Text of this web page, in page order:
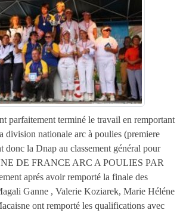
parfaitement terminé le travail en remportant
division nationale arc à poulies (premiere
donc la Dnap au classement général pour
DE FRANCE ARC A POULIES PAR
aprés avoir remporté la finale des
Ganne , Valerie Koziarek, Marie Héléne
ont remporté les qualifications avec